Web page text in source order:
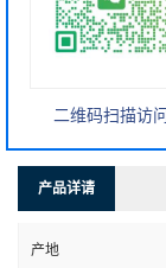
产品详请
产地
二维码扫描访问